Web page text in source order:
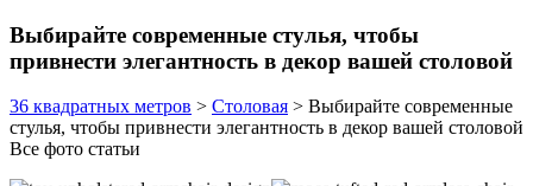
Выбирайте современные стулья, чтобы
привнести элегантность в декор вашей столовой
36 квадратных метров > Столовая > Выбирайте современные
стулья, чтобы привнести элегантность в декор вашей столовой
Все фото статьи